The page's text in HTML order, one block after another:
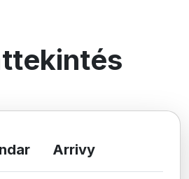
Arrivy